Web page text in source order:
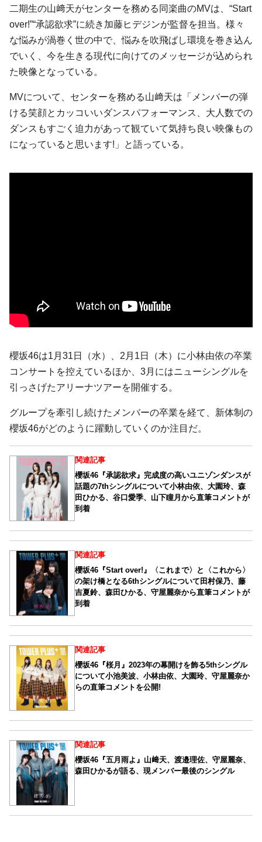
二期生の山﨑天がセンターを務める同楽曲のMVは、“Start
over!”“承認欲求”に続き加藤ヒデジンが監督を担当。様々
な悩みが渦巻く世の中で、悩みを吹飛ばし環境を巻き込ん
でいく、今を生きる現代に向けてのメッセージが込められ
た映像となっている。
MVについて、センターを務める山﨑天は「メンバーの弾
ける笑顔とカッコいいダンスパフォーマンス、大人数での
ダンスもすごく迫力があって観ていて気持ち良い映像もの
になっていると思います!」と語っている。
櫻坂46は1月31日（水）、2月1日（木）に小林由依の卒業
コンサートを控えているほか、3月にはニューシングルを
引っさげたアリーナツアーを開催する。
グループを牽引し続けたメンバーの卒業を経て、新体制の
櫻坂46がどのように躍動していくのか注目だ。
関連記事
櫻坂46『承認欲求』完成度の高いユニゾンダンスが
話題の7thシングルについて小林由依、大園玲、森
田ひかる、谷口愛季、山下瞳月から直筆コメントが
到着
関連記事
櫻坂46『Start over!』〈これまで〉と〈これから〉
の架け橋となる6thシングルについて田村保乃、藤
吉夏鈴、森田ひかる、守屋麗奈から直筆コメントが
到着
関連記事
櫻坂46『桜月』2023年の幕開けを飾る5thシングル
について小池美波、小林由依、大園玲、守屋麗奈か
らの直筆コメントを公開!
関連記事
櫻坂46『五月雨よ』山﨑天、渡邉理佐、守屋麗奈、
森田ひかるが語る、現メンバー最後のシングル